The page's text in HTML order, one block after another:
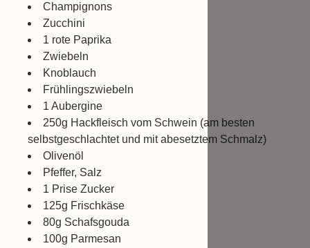
Champignons
Zucchini
1 rote Paprika
Zwiebeln
Knoblauch
Frühlingszwiebeln
1 Aubergine
250g Hackfleisch vom Schwein (am besten
selbstgeschlachtet und mit abesetztem Schmalz)
Olivenöl
Pfeffer, Salz
1 Prise Zucker
125g Frischkäse
80g Schafsgouda
100g Parmesan